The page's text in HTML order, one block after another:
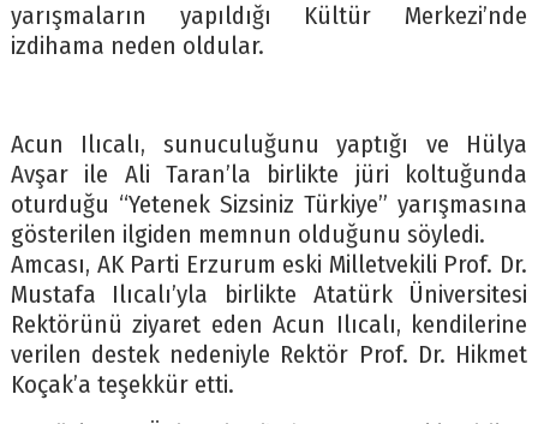
yarışmaların yapıldığı Kültür Merkezi’nde
izdihama neden oldular.
Acun Ilıcalı, sunuculuğunu yaptığı ve Hülya
Avşar ile Ali Taran’la birlikte jüri koltuğunda
oturduğu “Yetenek Sizsiniz Türkiye” yarışmasına
gösterilen ilgiden memnun olduğunu söyledi.
Amcası, AK Parti Erzurum eski Milletvekili Prof. Dr.
Mustafa Ilıcalı’yla birlikte Atatürk Üniversitesi
Rektörünü ziyaret eden Acun Ilıcalı, kendilerine
verilen destek nedeniyle Rektör Prof. Dr. Hikmet
Koçak’a teşekkür etti.